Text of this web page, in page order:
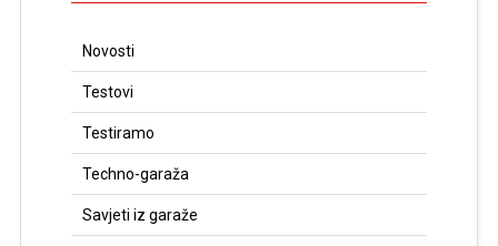
Novosti
Testovi
Testiramo
Techno-garaža
Savjeti iz garaže